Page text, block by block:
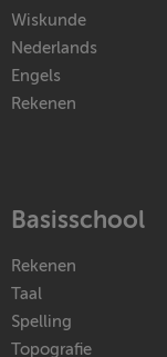
Wiskunde
Nederlands
Engels
Rekenen
Basisschool
Rekenen
Taal
Spelling
Topografie